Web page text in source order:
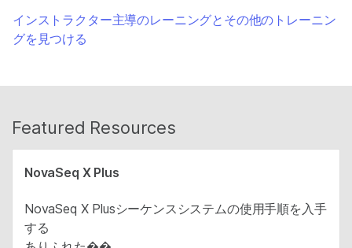
インストラクター主導のレーニングとその他のトレーニン
グを見つける
Featured Resources
NovaSeq X Plus
NovaSeq X Plusシーケンスシステムの使用手順を入手
する